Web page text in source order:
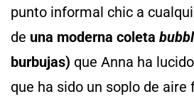
punto informal chic a
de una moderna coleta
burbujas) que Anna ha
que ha sido un soplo de aire